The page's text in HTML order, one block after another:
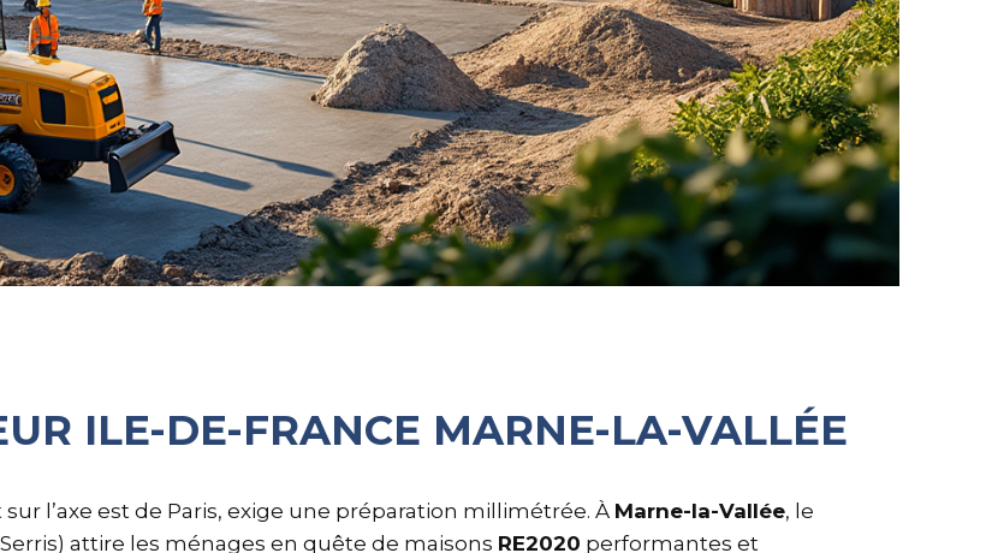
ILE-DE-FRANCE MARNE-LA-VALLÉE
l’axe est de Paris, exige une préparation millimétrée. À Marne-la-Vallée, le
attire les ménages en quête de maisons RE2020 performantes et